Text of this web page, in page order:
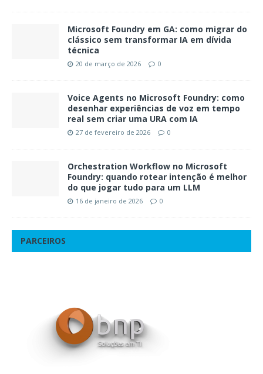
Microsoft Foundry em GA: como migrar do
clássico sem transformar IA em dívida
técnica
20 de março de 2026 0
Voice Agents no Microsoft Foundry: como
desenhar experiências de voz em tempo
real sem criar uma URA com IA
27 de fevereiro de 2026 0
Orchestration Workflow no Microsoft
Foundry: quando rotear intenção é melhor
do que jogar tudo para um LLM
16 de janeiro de 2026 0
PARCEIROS